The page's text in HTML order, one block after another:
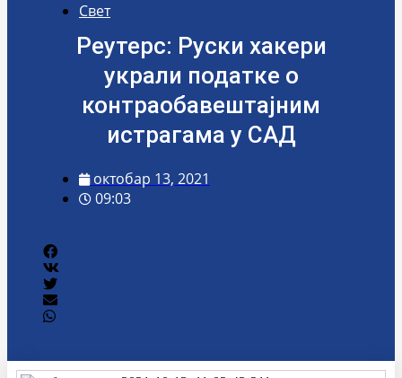
Свет
Реутерс: Руски хакери
украли податке о
контраобавештајним
истрагама у САД
октобар 13, 2021
09:03